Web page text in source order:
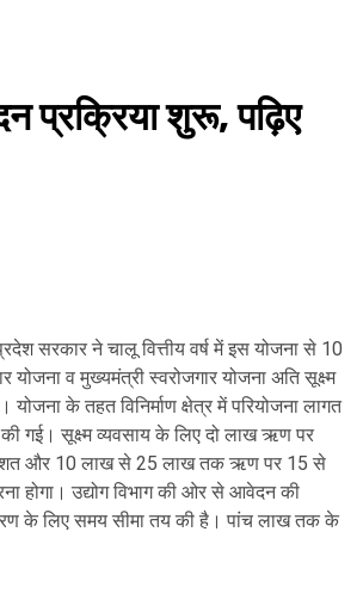
प्रक्रिया शुरू, पढ़िए
सरकार ने चालू वित्तीय वर्ष में इस योजना से 10
व मुख्यमंत्री स्वरोजगार योजना अति सूक्ष्म
के तहत विनिर्माण क्षेत्र में परियोजना लागत
की गई। सूक्ष्म व्यवसाय के लिए दो लाख ऋण पर
और 10 लाख से 25 लाख तक ऋण पर 15 से
होगा। उद्योग विभाग की ओर से आवेदन की
के लिए समय सीमा तय की है। पांच लाख तक के